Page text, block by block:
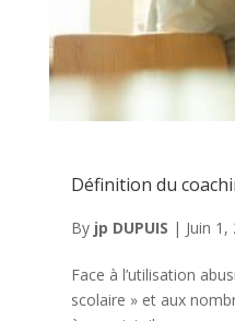
Définition du
By jp DUPUIS | Juin 1,
Face à l’utilisation
scolaire » et aux